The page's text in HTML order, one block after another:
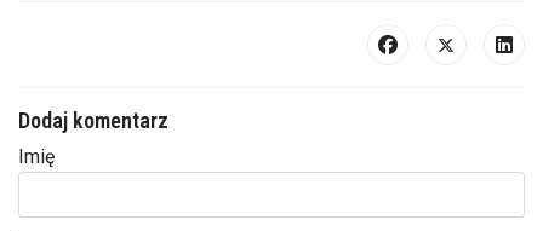
Dodaj komentarz
Imię